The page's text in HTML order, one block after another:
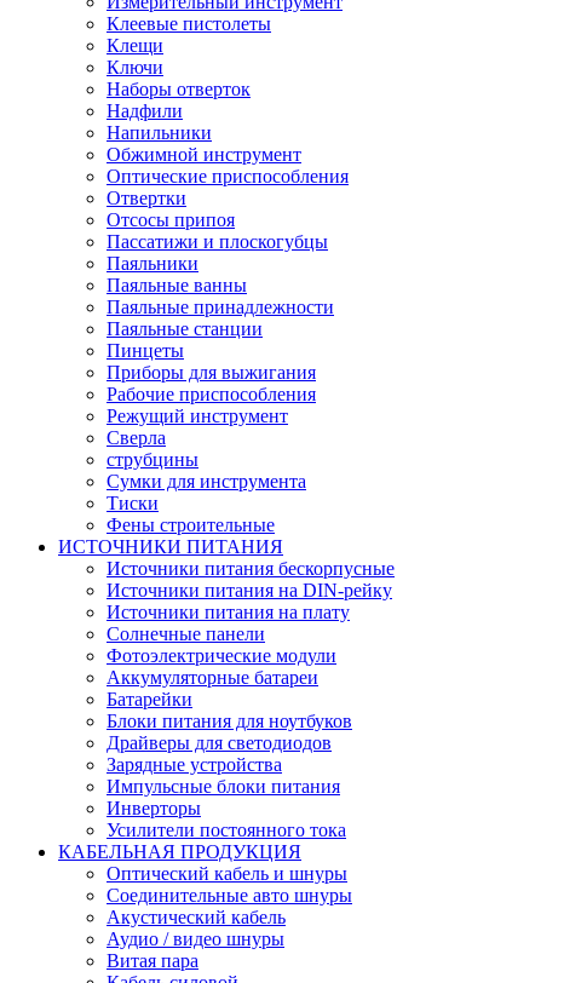
Клеевые пистолеты
Клещи
Ключи
Наборы отверток
Надфили
Напильники
Обжимной инструмент
Оптические приспособления
Отвертки
Отсосы припоя
Пассатижи и плоскогубцы
Паяльники
Паяльные ванны
Паяльные принадлежности
Паяльные станции
Пинцеты
Приборы для выжигания
Рабочие приспособления
Режущий инструмент
Сверла
струбцины
Сумки для инструмента
Тиски
Фены строительные
ИСТОЧНИКИ ПИТАНИЯ
Источники питания бескорпусные
Источники питания на DIN-рейку
Источники питания на плату
Солнечные панели
Фотоэлектрические модули
Аккумуляторные батареи
Батарейки
Блоки питания для ноутбуков
Драйверы для светодиодов
Зарядные устройства
Импульсные блоки питания
Инверторы
Усилители постоянного тока
КАБЕЛЬНАЯ ПРОДУКЦИЯ
Оптический кабель и шнуры
Соединительные авто шнуры
Акустический кабель
Аудио / видео шнуры
Витая пара